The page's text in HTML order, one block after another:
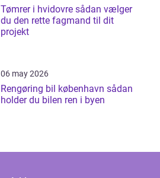
Tømrer i hvidovre sådan vælger
du den rette fagmand til dit
projekt
06 may 2026
Rengøring bil københavn sådan
holder du bilen ren i byen